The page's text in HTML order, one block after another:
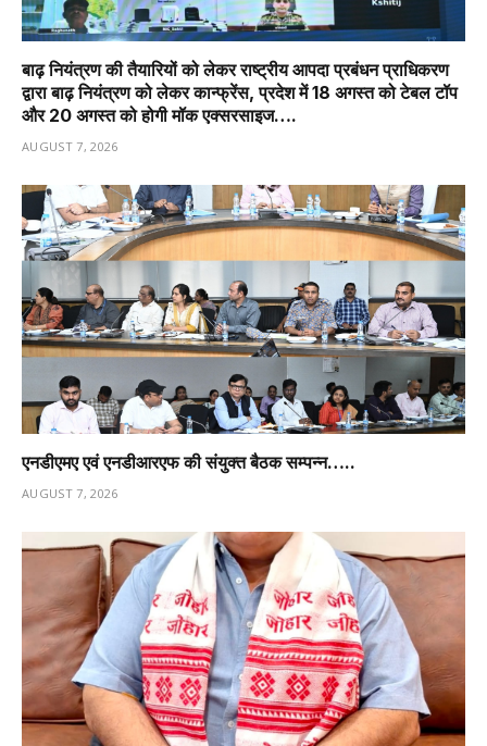
बाढ़ नियंत्रण की तैयारियों को लेकर राष्ट्रीय आपदा प्रबंधन प्राधिकरण
द्वारा बाढ़ नियंत्रण को लेकर कान्फ्रेंस, प्रदेश में 18 अगस्त को टेबल टॉप
और 20 अगस्त को होगी मॉक एक्सरसाइज….
AUGUST 7, 2026
एनडीएमए एवं एनडीआरएफ की संयुक्त बैठक सम्पन्न…..
AUGUST 7, 2026